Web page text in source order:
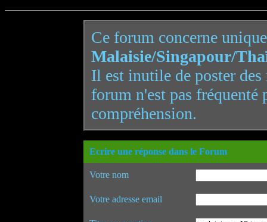
Ce forum concerne
Malaisie/Singapour/
Il est inutile de poster
forum n'est pas
compréhension.
Ecrire une réponse dans le Forum
Votre nom
Votre adresse email